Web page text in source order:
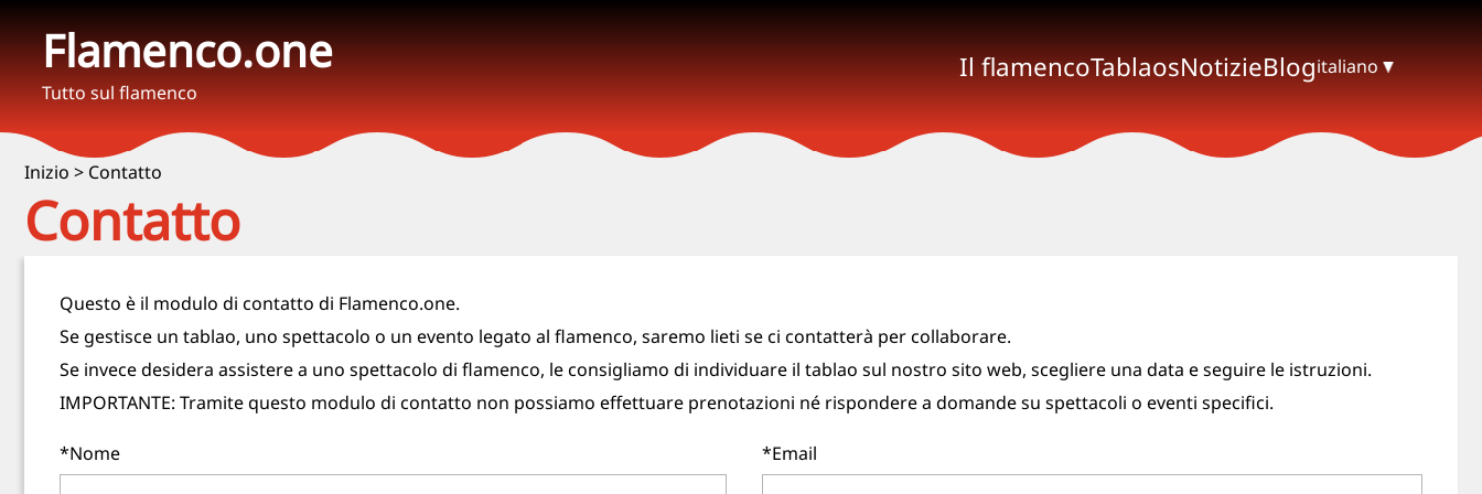
Flamenco.one
Tutto sul flamenco
Il flamencoTablaosNotizieBlogitaliano
Inizio > Contatto
Contatto
Questo è il modulo di contatto di Flamenco.one.
Se gestisce un tablao, uno spettacolo o un evento legato al flamenco, saremo lieti se ci contatterà per collaborare.
Se invece desidera assistere a uno spettacolo di flamenco, le consigliamo di individuare il tablao sul nostro sito web, scegliere una data e seguire le istruzioni.
IMPORTANTE: Tramite questo modulo di contatto non possiamo effettuare prenotazioni né rispondere a domande su spettacoli o eventi specifici.
*Nome *Email